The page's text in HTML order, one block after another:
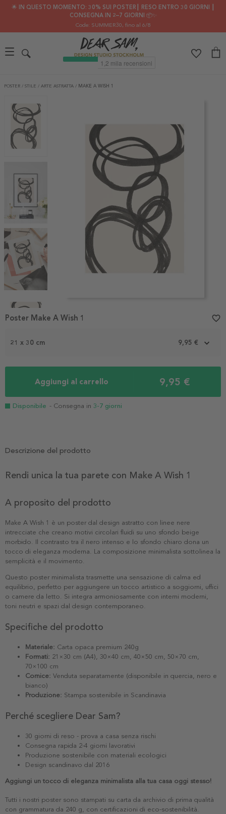
🌟 IN QUESTO MOMENTO: 30% SUI POSTER┃ RESO ENTRO 30 GIORNI ┃
CONSEGNA IN 2–7 GIORNI 📦✨
Code: SUMMER30, fino al 6/8
POSTER / STILE / ARTE ASTRATTA / MAKE A WISH 1
1
21 x 30 cm 9,95 €
Aggiungi al carrello 9,95 €
Disponibile - Consegna in 3-7 giorni
Poster Make A Wish 1 favorite_border
Descrizione del prodotto
Rendi unica la tua parete con Make A Wish 1
A proposito del prodotto
Make A Wish 1 è un poster dal design astratto con linee nere
intrecciate che creano motivi circolari fluidi su uno sfondo beige
morbido. Il contrasto tra il nero intenso e lo sfondo chiaro dona un
tocco di eleganza moderna. La composizione minimalista sottolinea la
semplicità e il movimento.
Questo poster minimalista trasmette una sensazione di calma ed
equilibrio, perfetto per aggiungere un tocco artistico a soggiorni, uffici
o camere da letto. Si integra armoniosamente con interni moderni,
toni neutri e spazi dal design contemporaneo.
Specifiche del prodotto
Materiale: Carta opaca premium 240g
Formati: 21×30 cm (A4), 30×40 cm, 40×50 cm, 50×70 cm,
70×100 cm
Cornice: Venduta separatamente (disponibile in quercia, nero e
bianco)
Produzione: Stampa sostenibile in Scandinavia
Perché scegliere Dear Sam?
30 giorni di reso - prova a casa senza rischi
Consegna rapida 2-4 giorni lavorativi
Produzione sostenibile con materiali ecologici
Design scandinavo dal 2016
Aggiungi un tocco di eleganza minimalista alla tua casa oggi stesso!
Tutti i nostri poster sono stampati su carta da archivio di prima qualità
con grammatura da 240 g, con certificazioni di eco-sostenibilità.